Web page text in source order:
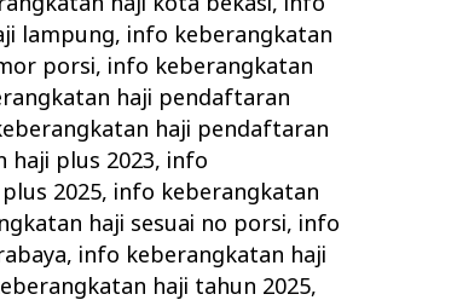
lampung, info keberangkatan
porsi, info keberangkatan
haji pendaftaran
haji pendaftaran
haji plus 2023, info
2025, info keberangkatan
haji sesuai no porsi, info
, info keberangkatan haji
haji tahun 2025,